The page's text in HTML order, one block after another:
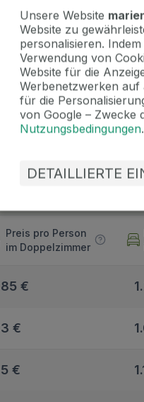
/ Nacht
8 € / Nacht
ab 14
/ Person / Nacht
Preis pro Person
im Doppelzimmer
€
€
€
Unsere Website
Website zu
personalisieren.
Verwendung von
Website für die
Werbenetzwerken auf
für die
von Google – Zwecke
Nutzungsbedingungen.
DETAILLIERTE